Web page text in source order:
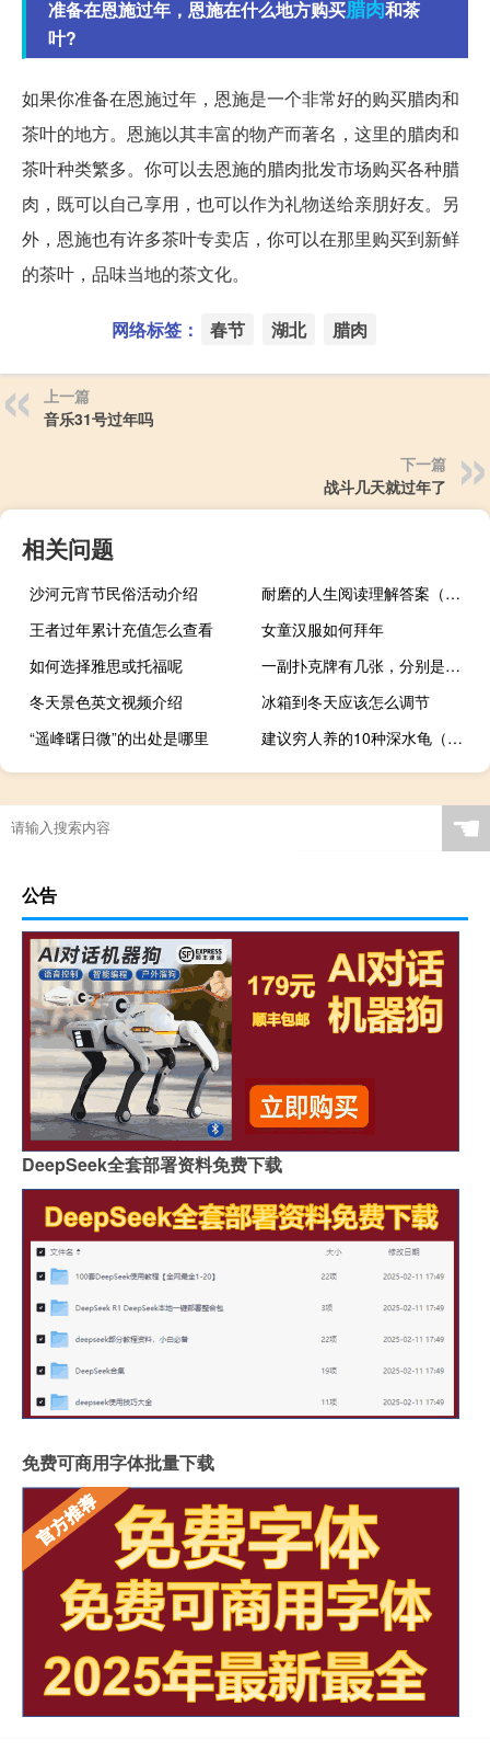
准备在恩施过年，恩施在什么地方购买腊肉和茶
叶?
如果你准备在恩施过年，恩施是一个非常好的购买腊肉和
茶叶的地方。恩施以其丰富的物产而著名，这里的腊肉和
茶叶种类繁多。你可以去恩施的腊肉批发市场购买各种腊
肉，既可以自己享用，也可以作为礼物送给亲朋好友。另
外，恩施也有许多茶叶专卖店，你可以在那里购买到新鲜
的茶叶，品味当地的茶文化。
网络标签： 春节 湖北 腊肉
上一篇
音乐31号过年吗
下一篇
战斗几天就过年了
相关问题
沙河元宵节民俗活动介绍
耐磨的人生阅读理解答案（耐磨的人生阅读答案）
王者过年累计充值怎么查看
女童汉服如何拜年
如何选择雅思或托福呢
一副扑克牌有几张，分别是哪些
冬天景色英文视频介绍
冰箱到冬天应该怎么调节
“遥峰曙日微”的出处是哪里
建议穷人养的10种深水龟（麝香龟和剃刀龟哪个好）
☚
公告
DeepSeek全套部署资料免费下载
免费可商用字体批量下载